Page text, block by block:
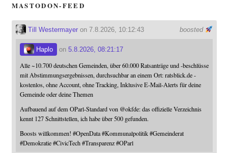
MASTODON-FEED
boosted
Till Westermayeron 7.8.2026, 10:12:43
Haplo on 5.8.2026, 08:21:17
Alle ~10.700 deutschen Gemeinden, über 60.000 Ratsanträge und -beschlüsse
mit Abstimmungsergebnissen, durchsuchbar an einem Ort: ratsblick.de -
kostenlos, ohne Account, ohne Tracking, Inklusive E-Mail-Alerts für deine
Gemeinde oder deine Themen
Aufbauend auf dem OParl-Standard von @okfde: das offizielle Verzeichnis
kennt 127 Schnittstellen, ich habe über 500 gefunden.
Boosts willkommen! #OpenData #Kommunalpolitik #Gemeinderat
#Demokratie #CivicTech #Transparenz #OParl